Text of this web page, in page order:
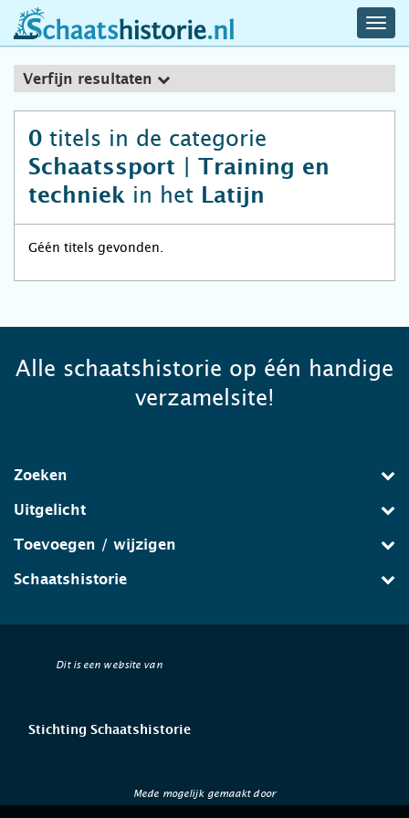
schaatshistorie.nl
Verfijn resultaten
0 titels in de categorie
Schaatssport | Training en
techniek in het Latijn
Géén titels gevonden.
Alle schaatshistorie op één handige
verzamelsite!
Zoeken
Uitgelicht
Toevoegen / wijzigen
Schaatshistorie
Dit is een website van
Stichting Schaatshistorie
Mede mogelijk gemaakt door